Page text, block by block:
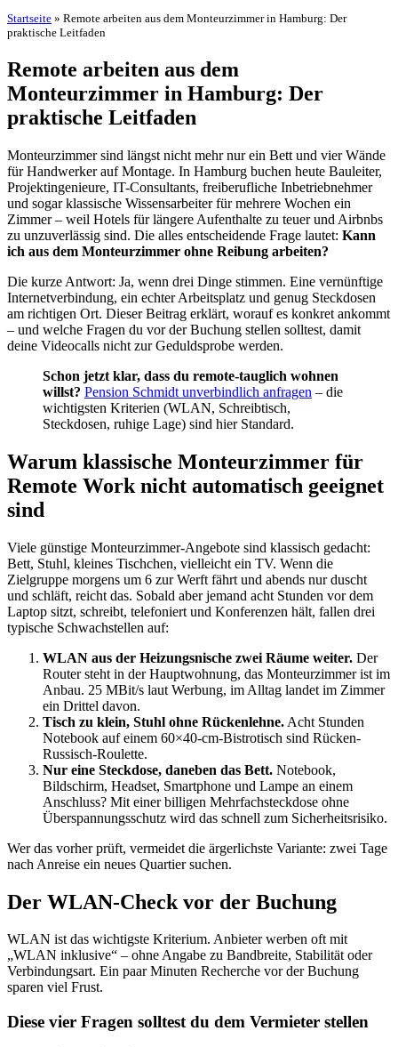
Startseite » Remote arbeiten aus dem Monteurzimmer in Hamburg: Der
praktische Leitfaden
Remote arbeiten aus dem
Monteurzimmer in Hamburg: Der
praktische Leitfaden
Monteurzimmer sind längst nicht mehr nur ein Bett und vier Wände
für Handwerker auf Montage. In Hamburg buchen heute Bauleiter,
Projektingenieure, IT-Consultants, freiberufliche Inbetriebnehmer
und sogar klassische Wissensarbeiter für mehrere Wochen ein
Zimmer – weil Hotels für längere Aufenthalte zu teuer und Airbnbs
zu unzuverlässig sind. Die alles entscheidende Frage lautet: Kann
ich aus dem Monteurzimmer ohne Reibung arbeiten?
Die kurze Antwort: Ja, wenn drei Dinge stimmen. Eine vernünftige
Internetverbindung, ein echter Arbeitsplatz und genug Steckdosen
am richtigen Ort. Dieser Beitrag erklärt, worauf es konkret ankommt
– und welche Fragen du vor der Buchung stellen solltest, damit
deine Videocalls nicht zur Geduldsprobe werden.
Schon jetzt klar, dass du remote-tauglich wohnen
willst? Pension Schmidt unverbindlich anfragen – die
wichtigsten Kriterien (WLAN, Schreibtisch,
Steckdosen, ruhige Lage) sind hier Standard.
Warum klassische Monteurzimmer für
Remote Work nicht automatisch geeignet
sind
Viele günstige Monteurzimmer-Angebote sind klassisch gedacht:
Bett, Stuhl, kleines Tischchen, vielleicht ein TV. Wenn die
Zielgruppe morgens um 6 zur Werft fährt und abends nur duscht
und schläft, reicht das. Sobald aber jemand acht Stunden vor dem
Laptop sitzt, schreibt, telefoniert und Konferenzen hält, fallen drei
typische Schwachstellen auf:
WLAN aus der Heizungsnische zwei Räume weiter. Der
Router steht in der Hauptwohnung, das Monteurzimmer ist im
Anbau. 25 MBit/s laut Werbung, im Alltag landet im Zimmer
ein Drittel davon.
Tisch zu klein, Stuhl ohne Rückenlehne. Acht Stunden
Notebook auf einem 60×40-cm-Bistrotisch sind Rücken-
Russisch-Roulette.
Nur eine Steckdose, daneben das Bett. Notebook,
Bildschirm, Headset, Smartphone und Lampe an einem
Anschluss? Mit einer billigen Mehrfachsteckdose ohne
Überspannungsschutz wird das schnell zum Sicherheitsrisiko.
Wer das vorher prüft, vermeidet die ärgerlichste Variante: zwei Tage
nach Anreise ein neues Quartier suchen.
Der WLAN-Check vor der Buchung
WLAN ist das wichtigste Kriterium. Anbieter werben oft mit
„WLAN inklusive“ – ohne Angabe zu Bandbreite, Stabilität oder
Verbindungsart. Ein paar Minuten Recherche vor der Buchung
sparen viel Frust.
Diese vier Fragen solltest du dem Vermieter stellen